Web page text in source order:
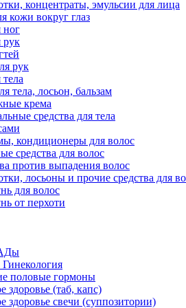
концентраты, эмульсии для лица
кожи вокруг глаз
ног
рук
рук
тела, лосьон, бальзам
крема
средства для тела
кондиционеры для волос
средства для волос
против выпадения волос
лосьоны и прочие средства для
для волос
от перхоти
половые гормоны
здоровье (таб, капс)
здоровье свечи (суппозитории)